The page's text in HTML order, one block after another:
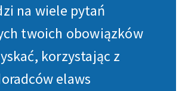
na wiele pytań
twoich obowiązków
korzystając z
elaws